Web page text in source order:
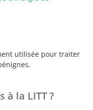
utilisée pour traiter
à la LITT ?